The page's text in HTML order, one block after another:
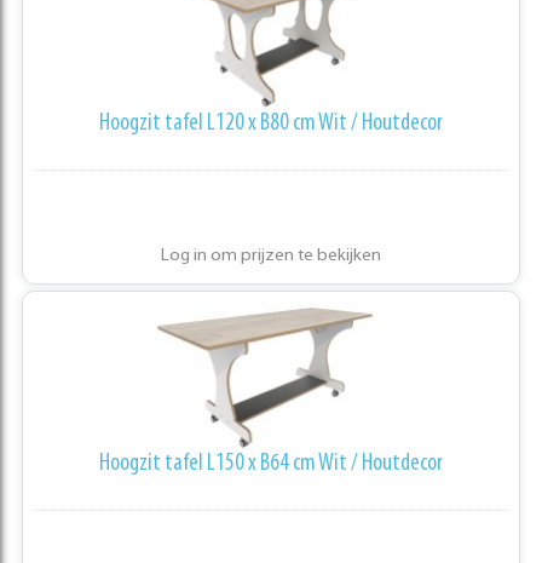
Hoogzit tafel L120 x B80 cm Wit / Houtdecor
Log in om prijzen te bekijken
Hoogzit tafel L150 x B64 cm Wit / Houtdecor